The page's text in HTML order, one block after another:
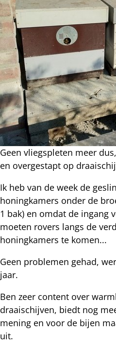
Geen vliegspleten meer
en overgestapt op
Ik heb van de week de
honingkamers onder de
1 bak) en omdat de ingang
moeten rovers langs de
honingkamers te komen...
Geen problemen gehad,
jaar.
Ben zeer content over
draaischijven, biedt nog
mening en voor de bijen
uit.